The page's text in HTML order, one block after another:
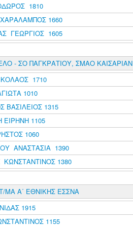
1810
1660
ΓΕΩΡΓΙΟΣ 1605
- ΣΟ ΠΑΓΚΡΑΤΙΟΥ, ΣΜΑΟ
1710
1010
1315
1105
1060
ΑΝΑΣΤΑΣΙΑ 1390
1380
ΜΑ Α΄ ΕΘΝΙΚΗΣ ΕΣΣΝΑ
1915
1155